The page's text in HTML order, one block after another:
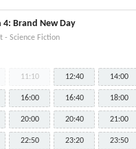
4: Brand New Day
- Science Fiction
11:10 12:40 14:00
16:00 16:40 18:00
20:00 20:40 21:00
22:50 23:20 23:50